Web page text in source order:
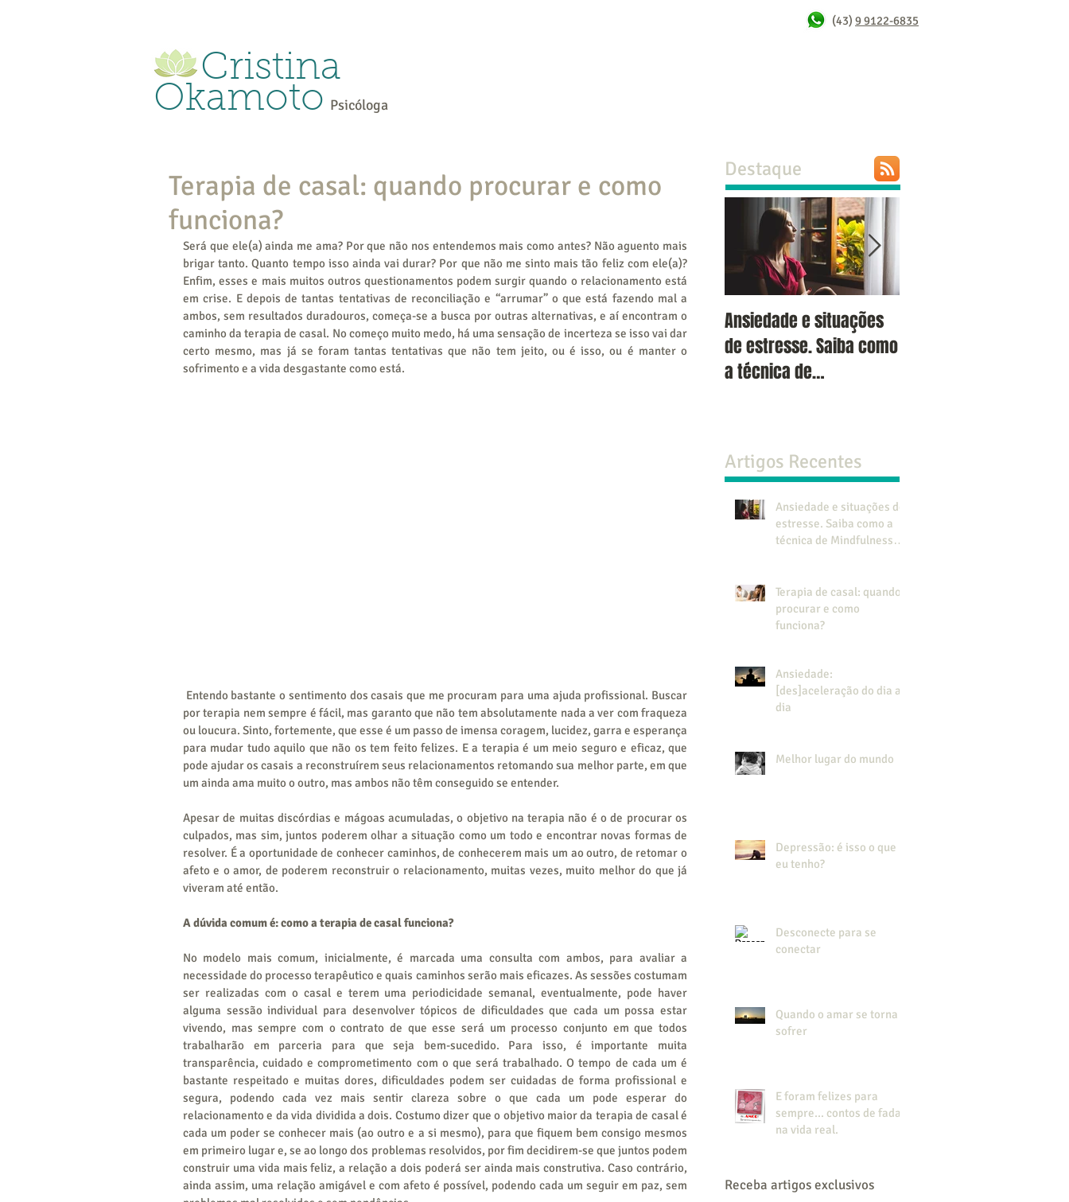
(43) 9 9122-6835
Cristina
Okamoto Psicóloga
Terapia de casal: quando procurar e como
funciona?
Será que ele(a) ainda me ama? Por que não nos entendemos mais como antes? Não aguento mais
brigar tanto. Quanto tempo isso ainda vai durar? Por que não me sinto mais tão feliz com ele(a)?
Enfim, esses e mais muitos outros questionamentos podem surgir quando o relacionamento está
em crise. E depois de tantas tentativas de reconciliação e “arrumar” o que está fazendo mal a
ambos, sem resultados duradouros, começa-se a busca por outras alternativas, e aí encontram o
caminho da terapia de casal. No começo muito medo, há uma sensação de incerteza se isso vai dar
certo mesmo, mas já se foram tantas tentativas que não tem jeito, ou é isso, ou é manter o
sofrimento e a vida desgastante como está.
por terapia nem sempre é fácil, mas garanto que não tem absolutamente nada a ver com fraqueza
ou loucura. Sinto, fortemente, que esse é um passo de imensa coragem, lucidez, garra e esperança
para mudar tudo aquilo que não os tem feito felizes. E a terapia é um meio seguro e eficaz, que
pode ajudar os casais a reconstruírem seus relacionamentos retomando sua melhor parte, em que
um ainda ama muito o outro, mas ambos não têm conseguido se entender.
Apesar de muitas discórdias e mágoas acumuladas, o objetivo na terapia não é o de procurar os
culpados, mas sim, juntos poderem olhar a situação como um todo e encontrar novas formas de
resolver. É a oportunidade de conhecer caminhos, de conhecerem mais um ao outro, de retomar o
afeto e o amor, de poderem reconstruir o relacionamento, muitas vezes, muito melhor do que já
viveram até então.
A dúvida comum é: como a terapia de casal funciona?
No modelo mais comum, inicialmente, é marcada uma consulta com ambos, para avaliar a
necessidade do processo terapêutico e quais caminhos serão mais eficazes. As sessões costumam
ser realizadas com o casal e terem uma periodicidade semanal, eventualmente, pode haver
alguma sessão individual para desenvolver tópicos de dificuldades que cada um possa estar
vivendo, mas sempre com o contrato de que esse será um processo conjunto em que todos
trabalharão em parceria para que seja bem-sucedido. Para isso, é importante muita
transparência, cuidado e comprometimento com o que será trabalhado. O tempo de cada um é
bastante respeitado e muitas dores, dificuldades podem ser cuidadas de forma profissional e
segura, podendo cada vez mais sentir clareza sobre o que cada um pode esperar do
relacionamento e da vida dividida a dois. Costumo dizer que o objetivo maior da terapia de casal é
cada um poder se conhecer mais (ao outro e a si mesmo), para que fiquem bem consigo mesmos
em primeiro lugar e, se ao longo dos problemas resolvidos, por fim decidirem-se que juntos podem
construir uma vida mais feliz, a relação a dois poderá ser ainda mais construtiva. Caso contrário,
ainda assim, uma relação amigável e com afeto é possível, podendo cada um seguir em paz, sem
Destaque
Ansiedade e situações
de estresse. Saiba como
a técnica de
Artigos Recentes
Ansiedade e situações de
estresse. Saiba como a
técnica de Mindfulness
Terapia de casal: quando
procurar e como
funciona?
Ansiedade:
[des]aceleração do dia a
dia
Melhor lugar do mundo
Depressão: é isso o que
eu tenho?
Desconecte para se
conectar
Quando o amar se torna
sofrer
E foram felizes para
sempre... contos de fada
na vida real.
Receba artigos exclusivos